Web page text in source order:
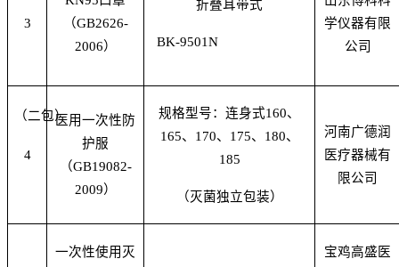
3
（GB2626-
2006）
折叠耳带式
BK-9501N
学仪器有限
公司
4
医用一次性防
护服
（GB19082-
2009）
规格型号：连身式160、
165、170、175、180、
185
（灭菌独立包装）
河南广德润
医疗器械有
限公司
一次性使用灭
宝鸡高盛医
（二包）